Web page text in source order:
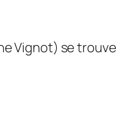
Vignot) se